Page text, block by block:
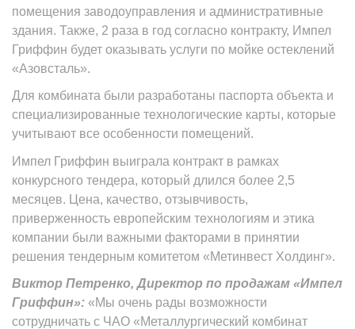
помещения заводоуправления и административные
здания. Также, 2 раза в год согласно контракту, Импел
Гриффин будет оказывать услуги по мойке остеклений
«Азовсталь».
Для комбината были разработаны паспорта объекта и
специализированные технологические карты, которые
учитывают все особенности помещений.
Импел Гриффин выиграла контракт в рамках
конкурсного тендера, который длился более 2,5
месяцев. Цена, качество, отзывчивость,
приверженность европейским технологиям и этика
компании были важными факторами в принятии
решения тендерным комитетом «Метинвест Холдинг».
Виктор Петренко, Директор по продажам «Импел
Гриффин»: «Мы очень рады возможности
сотрудничать с ЧАО «Металлургический комбинат